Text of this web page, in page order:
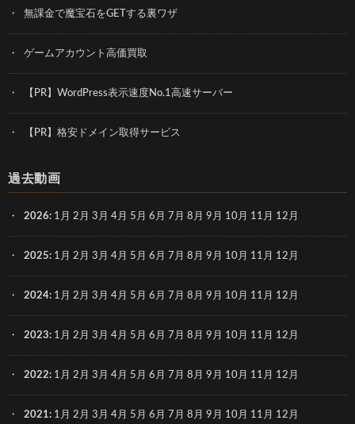
無課金で魔宝石をGETする裏ワザ
ゲームアカウント高価買取
【PR】WordPress表示速度No.1高速サーバー
【PR】格安ドメイン取得サービス
過去動画
2026: 1月 2月 3月 4月 5月 6月 7月 8月 9月 10月 11月 12月
2025: 1月 2月 3月 4月 5月 6月 7月 8月 9月 10月 11月 12月
2024: 1月 2月 3月 4月 5月 6月 7月 8月 9月 10月 11月 12月
2023: 1月 2月 3月 4月 5月 6月 7月 8月 9月 10月 11月 12月
2022: 1月 2月 3月 4月 5月 6月 7月 8月 9月 10月 11月 12月
2021: 1月 2月 3月 4月 5月 6月 7月 8月 9月 10月 11月 12月